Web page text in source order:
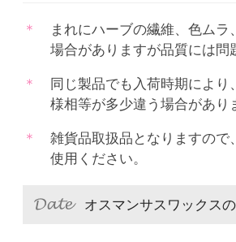
まれにハーブの繊維、色ムラ
場合がありますが品質には問
同じ製品でも入荷時期により
様相等が多少違う場合があり
雑貨品取扱品となりますので
使用ください。
オスマンサスワックス